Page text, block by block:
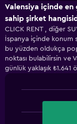
X
axis
displaying
categories.
Range:
2
categories.
The
has
Valensiya içinde en
sahip şirket
CLICK RENT , diğer
İspanya içinde konum
bu yüzden oldukça
noktası bulabilirsin ve
günlük yaklaşık